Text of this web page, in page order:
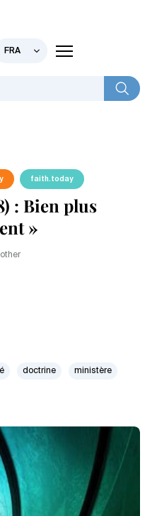
FRA
faith.today
: Bien plus
»
doctrine ministère